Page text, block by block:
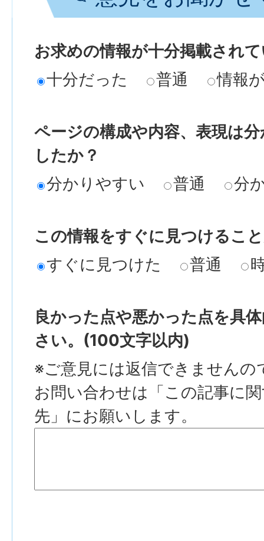
お求めの情報が十分掲載され
十分だった
普通 情報
ページの構成や内容、表現は
したか？
分かりやすい
普通 分
この情報をすぐに見つけるこ
すぐに見つけた
普通
良かった点や悪かった点を具
さい。(100文字以内)
※ご意見には返信できませんの
お問い合わせは「この記事に
先」にお願いします。